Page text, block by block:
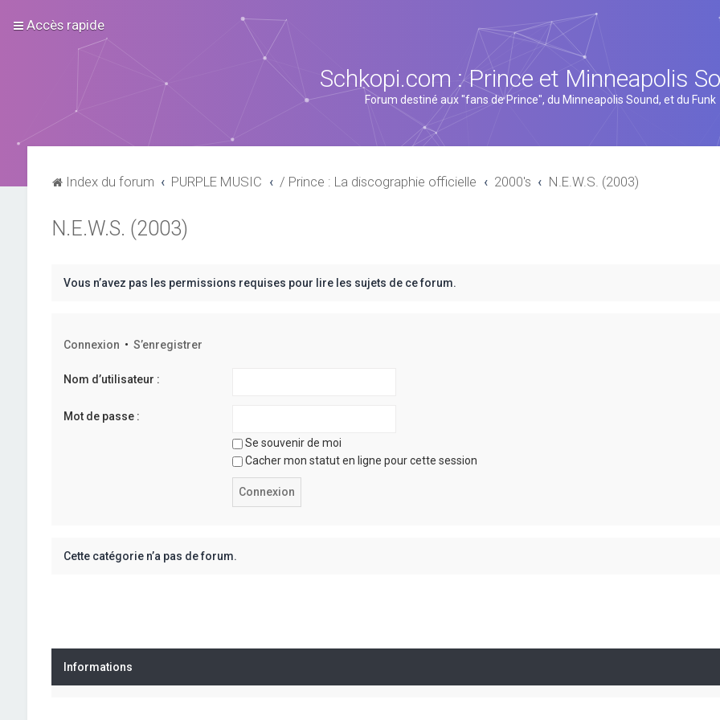
Accès rapide
Schkopi.com : Prince et Minneapolis
Forum destiné aux "fans de Prince", du Minneapolis Sound, et du Funk
Index du forum PURPLE MUSIC / Prince : La discographie officielle 2000's N.E.W.S. (2003)
N.E.W.S. (2003)
Vous n’avez pas les permissions requises pour lire les sujets de ce forum.
Connexion • S’enregistrer
Nom d’utilisateur :
Mot de passe :
Se souvenir de moi
Cacher mon statut en ligne pour cette session
Cette catégorie n’a pas de forum.
Informations